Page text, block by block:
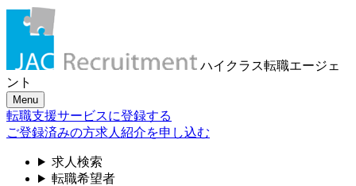
ハイクラス転職エージェ
ント
Menu
転職支援サービスに登録する
ご登録済みの方求人紹介を申し込む
求人検索
転職希望者